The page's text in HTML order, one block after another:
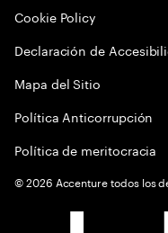
Cookie Policy
Declaración de
Mapa del Sitio
Política Anticorrupción
Política de meritocracia
©2026 Accenture todos los